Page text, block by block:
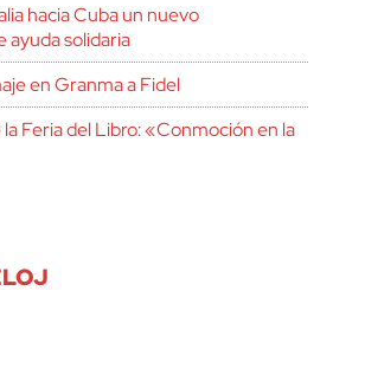
hacia Cuba un nuevo
ayuda solidaria
en Granma a Fidel
Feria del Libro: «Conmoción en la